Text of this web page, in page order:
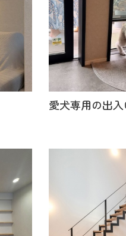
愛犬専用の出入